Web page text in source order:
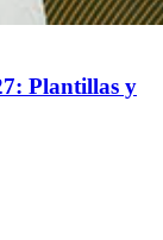
Plantillas y